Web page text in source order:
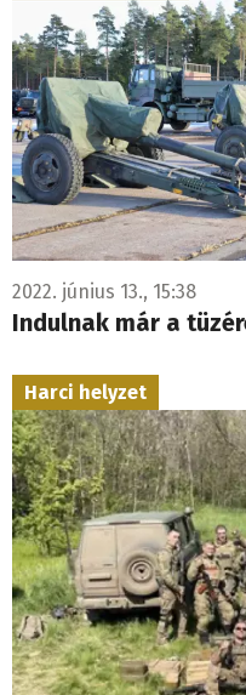
2022. június 13., 15:38
Indulnak már a
Harci helyzet